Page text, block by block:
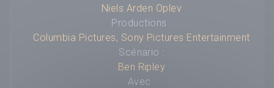
Niels Arden Oplev
Productions :
Columbia Pictures, Sony Pictures Entertainment
Scénario :
Ben Ripley
Avec :